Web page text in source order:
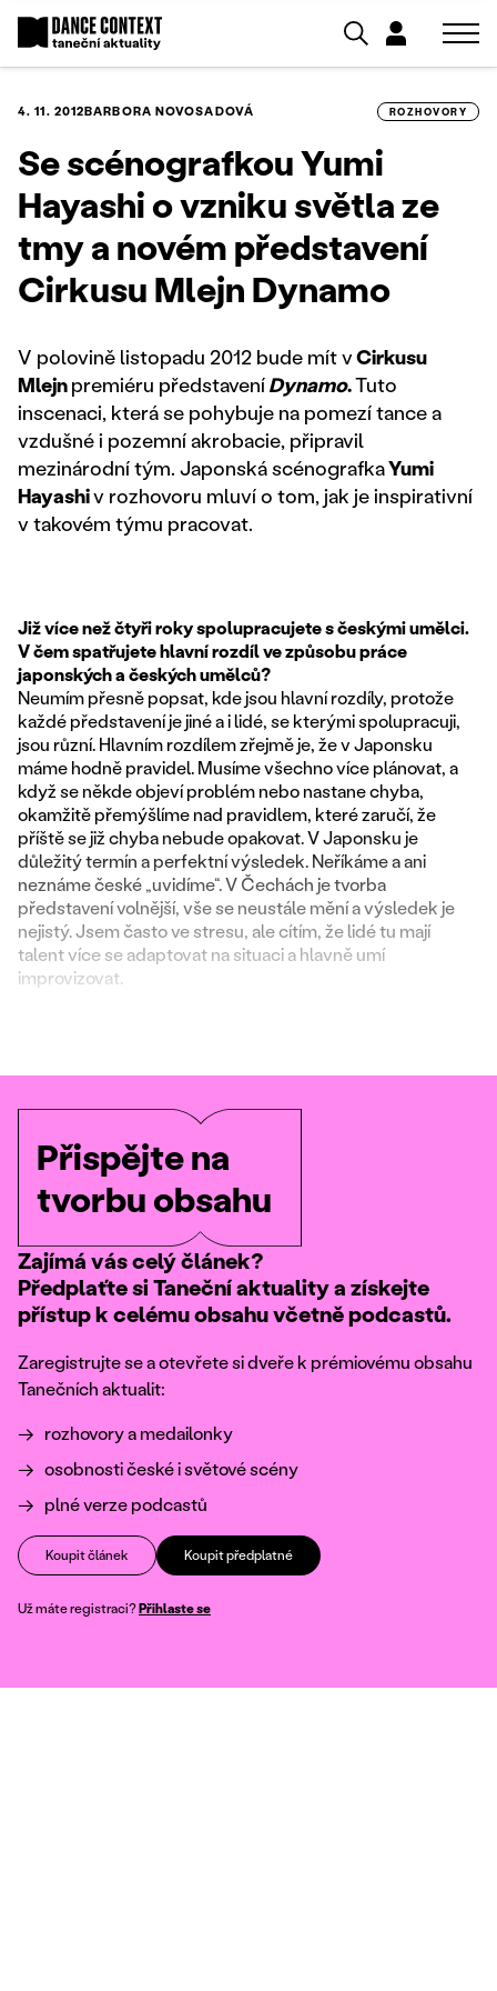
4. 11. 2012BARBORA NOVOSADOVÁ ROZHOVORY
Se scénografkou Yumi
Hayashi o vzniku světla ze
tmy a novém představení
Cirkusu Mlejn Dynamo
V polovině listopadu 2012 bude mít vCirkusu
Mlejnpremiéru představeníDynamo.Tuto
inscenaci, která se pohybuje na pomezí tance a
vzdušné i pozemní akrobacie, připravil
mezinárodní tým. Japonská scénografkaYumi
Hayashiv rozhovoru mluví o tom, jak je inspirativní
v takovém týmu pracovat.
Již více než čtyři roky spolupracujete s českými umělci.
V čem spatřujete hlavní rozdíl ve způsobu práce
japonských a českých umělců?
Neumím přesně popsat, kde jsou hlavní rozdíly, protože
každé představení je jiné a i lidé, se kterými spolupracuji,
jsou různí. Hlavním rozdílem zřejmě je, že v Japonsku
máme hodně pravidel. Musíme všechno více plánovat, a
když se někde objeví problém nebo nastane chyba,
okamžitě přemýšlíme nad pravidlem, které zaručí, že
příště se již chyba nebude opakovat. V Japonsku je
důležitý termín a perfektní výsledek. Neříkáme a ani
neznáme české „uvidíme“. V Čechách je tvorba
představení volnější, vše se neustále mění a výsledek je
nejistý. Jsem často ve stresu, ale cítím, že lidé tu mají
talent více se adaptovat na situaci a hlavně umí
improvizovat.
Přispějte na
tvorbu obsahu
Zajímá vás celý článek?
Předplaťte si Taneční aktuality a získejte
přístup k celému obsahu včetně podcastů.
Zaregistrujte se a otevřete si dveře k prémiovému obsahu
Tanečních aktualit:
rozhovory a medailonky
osobnosti české i světové scény
plné verze podcastů
Koupit článek Koupit předplatné
Už máte registraci?Přihlaste se